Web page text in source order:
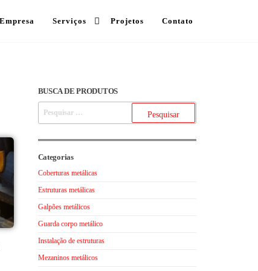
Empresa Serviços Projetos Contato
BUSCA DE PRODUTOS
Categorias
Coberturas metálicas
Estruturas metálicas
Galpões metálicos
Guarda corpo metálico
Instalação de estruturas
Mezaninos metálicos